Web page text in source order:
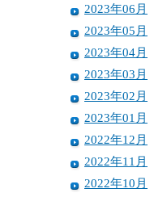
2023年06月
2023年05月
2023年04月
2023年03月
2023年02月
2023年01月
2022年12月
2022年11月
2022年10月